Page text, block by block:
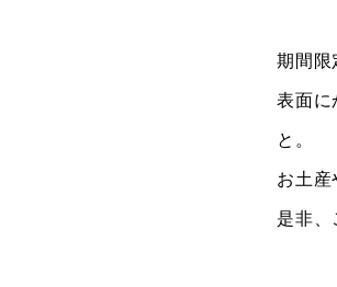
期間限
表面に
と。
お土産
是非、